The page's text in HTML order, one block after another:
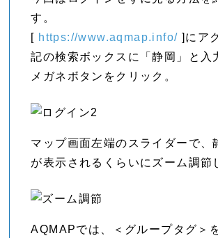
す。
[ https://www.aqmap.info/ ]にア
記の検索ボックスに「静岡」と入
メガネボタンをクリック。
マップ画面左端のスライダーで、
が表示されるくらいにズーム調節
AQMAPでは、＜グループタグ＞